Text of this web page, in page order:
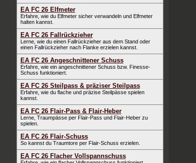
EA FC 26 Elfmeter
Erfahre, wie du Elfmeter sicher verwandeln und Elfmeter
halten kannst.
EA FC 26 Fallrückzieher
Lerne, wie du einen Fallrückzieher aus dem Stand oder
einen Fallrückzieher nach Flanke erzielen kannst.
EA FC 26 Angeschnittener Schuss
Erfahre, wie ein angeschnittener Schuss bzw. Finesse-
Schuss funktioniert.
EA FC 26 Steilpass & präziser Steilpass
Erfahre, wie du flache und präzise Steilpässe spielen
kannst.
EA FC 26 Flair-Pass & Flair-Heber
Lerne, Traumpässe per Flair-Pass und Flair-Heber zu
spielen.
EA FC 26 Flair-Schuss
So kannst du Traumtore per Flair-Schuss erzielen.
EA FC 26 Flacher Vollspannschuss